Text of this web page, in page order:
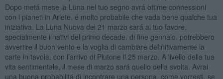
Dopo metá mese la Luna nel tuo segno avrá ottime connessioni
con i pianeti in Ariete, é molto probabile che vada bene qualche tua
iniziativa. La Luna Nuova del 21 marzo sará al tuo favore,
specialmente i nativi del primo decade, di fine gennaio, potrebbero
avvertire il buon vento e la voglia di cambiare definitivamente la
carte in tavola, con l’arrivo di Plutone il 25 marzo. A livello della tua
vita sentimentale, il mese di marzo sará quello della svolta. Avrai
una buona probabilitá di incontrare una persona, come vorresti, se